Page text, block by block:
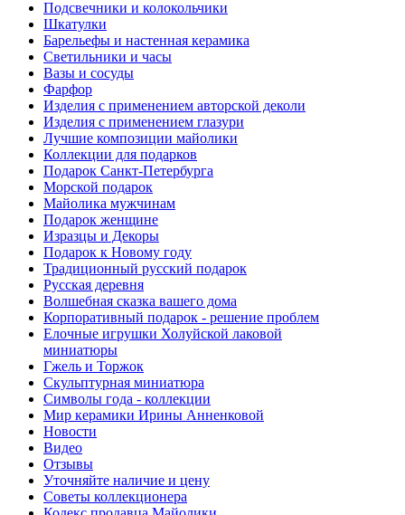
Подсвечники и колокольчики
Шкатулки
Барельефы и настенная керамика
Светильники и часы
Вазы и сосуды
Фарфор
Изделия с применением авторской деколи
Изделия с применением глазури
Лучшие композиции майолики
Коллекции для подарков
Подарок Санкт-Петербурга
Морской подарок
Майолика мужчинам
Подарок женщине
Изразцы и Декоры
Подарок к Новому году
Традиционный русский подарок
Русская деревня
Волшебная сказка вашего дома
Корпоративный подарок - решение проблем
Елочные игрушки Холуйской лаковой
миниатюры
Гжель и Торжок
Скульптурная миниатюра
Символы года - коллекции
Мир керамики Ирины Анненковой
Новости
Видео
Отзывы
Уточняйте наличие и цену
Советы коллекционера